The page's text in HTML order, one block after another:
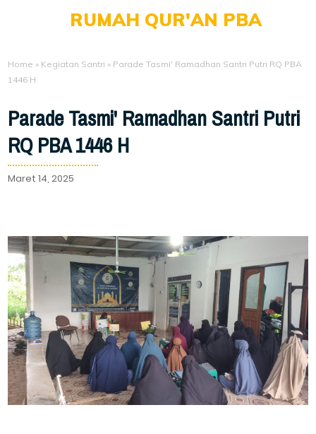
RUMAH QUR'AN PBA
Home » Kegiatan Santri » Parade Tasmi' Ramadhan Santri Putri RQ PBA
1446 H
Parade Tasmi' Ramadhan Santri Putri
RQ PBA 1446 H
Maret 14, 2025